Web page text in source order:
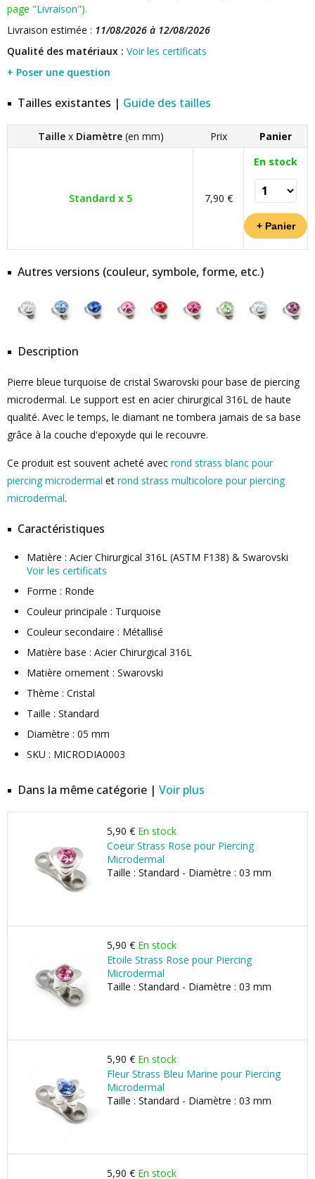
page "Livraison").
Livraison estimée : 11/08/2026 à 12/08/2026
Qualité des matériaux : Voir les certificats
+ Poser une question
Tailles existantes | Guide des tailles
Taille x Diamètre (en mm) Prix Panier
Standard x 5 7,90 €
En stock
Autres versions (couleur, symbole, forme, etc.)
Description
Pierre bleue turquoise de cristal Swarovski pour base de piercing
microdermal. Le support est en acier chirurgical 316L de haute
qualité. Avec le temps, le diamant ne tombera jamais de sa base
grâce à la couche d'epoxyde qui le recouvre.
Ce produit est souvent acheté avec rond strass blanc pour
piercing microdermal et rond strass multicolore pour piercing
microdermal.
Caractéristiques
Matière : Acier Chirurgical 316L (ASTM F138) & Swarovski
Voir les certificats
Forme : Ronde
Couleur principale : Turquoise
Couleur secondaire : Métallisé
Matière base : Acier Chirurgical 316L
Matière ornement : Swarovski
Thème : Cristal
Taille : Standard
Diamètre : 05 mm
SKU : MICRODIA0003
Dans la même catégorie | Voir plus
5,90 € En stock
Coeur Strass Rose pour Piercing
Microdermal
Taille : Standard - Diamètre : 03 mm
5,90 € En stock
Etoile Strass Rose pour Piercing
Microdermal
Taille : Standard - Diamètre : 03 mm
5,90 € En stock
Fleur Strass Bleu Marine pour Piercing
Microdermal
Taille : Standard - Diamètre : 03 mm
5,90 € En stock